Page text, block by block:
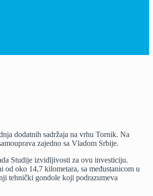
dodatnih sadržaja na vrhu Tornik. Na
zajedno sa Vladom Srbije.
Studije izvidljivosti za ovu investiciju.
od oko 14,7 kilometara, sa međustanicom u
tehnički gondole koji podrazumeva